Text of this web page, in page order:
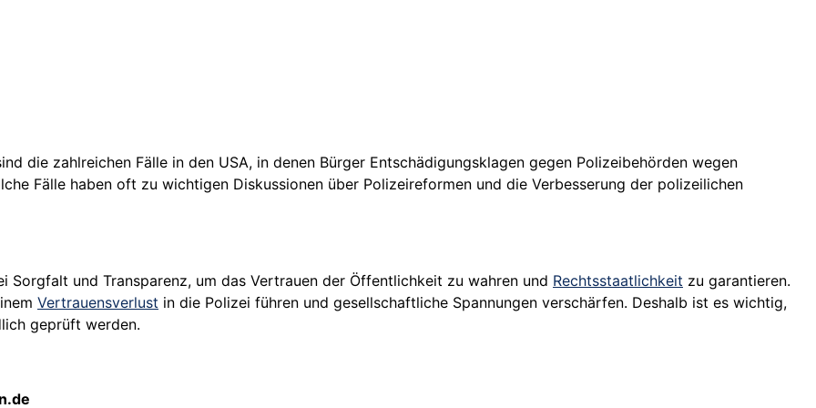
die zahlreichen Fälle in den USA, in denen Bürger Entschädigungsklagen gegen Polizeibehörden wegen
Fälle haben oft zu wichtigen Diskussionen über Polizeireformen und die Verbesserung der polizeilichen
und Transparenz, um das Vertrauen der Öffentlichkeit zu wahren und Rechtsstaatlichkeit zu garantieren.
Vertrauensverlust in die Polizei führen und gesellschaftliche Spannungen verschärfen. Deshalb ist es wichtig,
geprüft werden.